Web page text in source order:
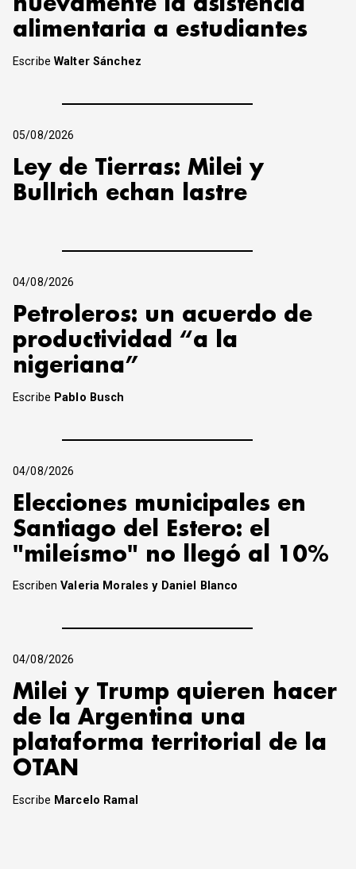
nuevamente la asistencia
alimentaria a estudiantes
EscribeWalter Sánchez
05/08/2026
Ley de Tierras: Milei y
Bullrich echan lastre
04/08/2026
Petroleros: un acuerdo de
productividad “a la
nigeriana”
Escribe Pablo Busch
04/08/2026
Elecciones municipales en
Santiago del Estero: el
"mileísmo" no llegó al 10%
EscribenValeria Morales y Daniel Blanco
04/08/2026
Milei y Trump quieren hacer
de la Argentina una
plataforma territorial de la
OTAN
Escribe Marcelo Ramal